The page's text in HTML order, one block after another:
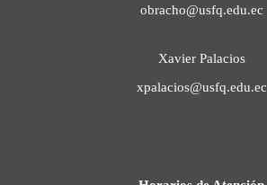
obracho@usfq.edu.ec
Xavier Palacios
xpalacios@usfq.edu.ec